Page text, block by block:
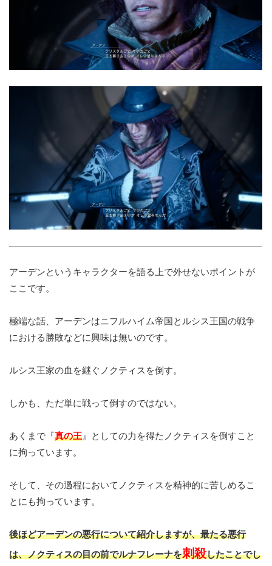
アーデンというキャラクターを語る上で外せないポイントが
ここです。
極端な話、アーデンはニフルハイム帝国とルシス王国の戦争
における勝敗などに興味は無いのです。
ルシス王家の血を継ぐノクティスを倒す。
しかも、ただ単に戦って倒すのではない。
あくまで『真の王 』としての力を得たノクティスを倒すこと
に拘っています。
そして、その過程においてノクティスを精神的に苦しめるこ
とにも拘っています。
後ほどアーデンの悪行について紹介しますが、最たる悪行
は、ノクティスの目の前でルナフレーナを刺殺したことでし